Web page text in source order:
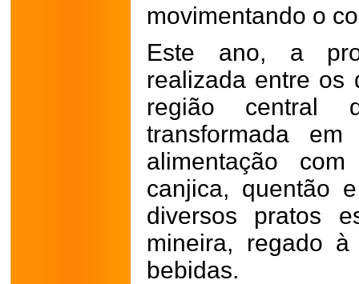
movimentando o
Este ano, a
realizada entre
região central
transformada
alimentação
canjica, quentão
diversos pratos
mineira, regado
bebidas.